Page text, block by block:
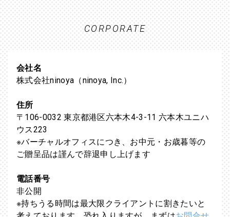
CORPORATE
会社名
株式会社ninoya（ninoya, Inc.）
住所
〒106-0032 東京都港区六本木4-3-11 六本木ユニハ
ウス223
※バーチャルオフィスにつき、お中元・お歳暮等の
ご贈呈品は謹んで辞退申し上げます
電話番号
非公開
※持ちうる時間は最大限クライアントに割きたいと